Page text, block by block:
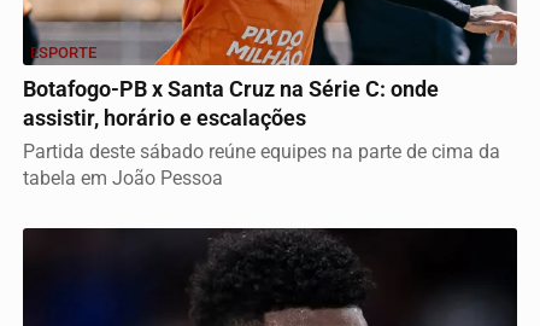
ESPORTE
Botafogo-PB x Santa Cruz na Série C: onde
assistir, horário e escalações
Partida deste sábado reúne equipes na parte de cima da
tabela em João Pessoa